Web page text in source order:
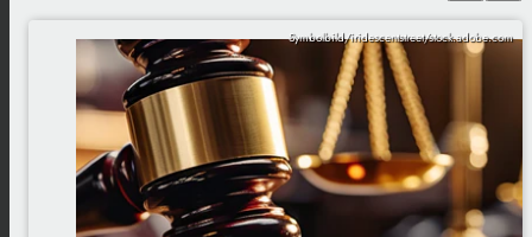
Symbolbild/iridescentstreet/stock.adobe.com